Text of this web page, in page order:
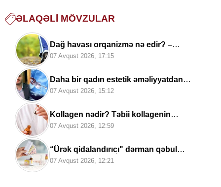
ƏLAQƏLI MÖVZULAR
Dağ havası orqanizmə nə edir? –
Terapevt mühüm faydaları açıqladı
07 Avqust 2026, 17:15
Daha bir qadın estetik əməliyyatdan
sonraöldü
07 Avqust 2026, 15:12
Kollagen nədir? Təbii kollagenin
mənbələri — Həkim AÇIQLADI
07 Avqust 2026, 12:59
“Ürək qidalandırıcı" dərman qəbul
edənlərin NƏZƏRİNƏ -
VACİB XƏBƏRDARLIQ
07 Avqust 2026, 12:21